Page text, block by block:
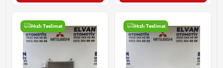
Hızlı Teslimat Hızlı Teslimat